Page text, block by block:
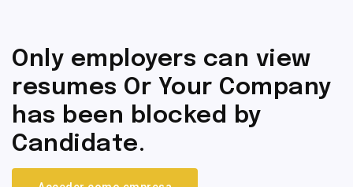
Only employers can view
resumes Or Your Company
has been blocked by
Candidate.